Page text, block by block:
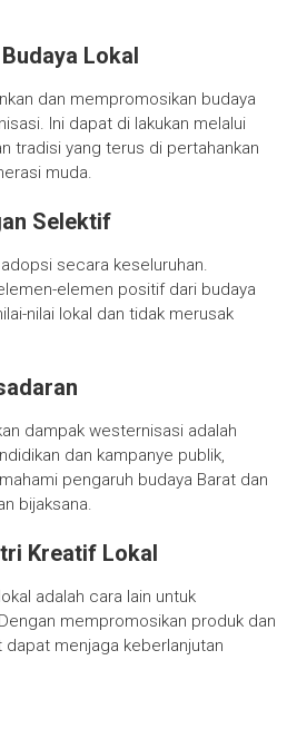
Lokal
dan mempromosikan budaya
Ini dapat di lakukan melalui
tradisi yang terus di pertahankan
muda.
Selektif
secara keseluruhan.
elemen positif dari budaya
nilai lokal dan tidak merusak
dampak westernisasi adalah
dan kampanye publik,
pengaruh budaya Barat dan
bijaksana.
Kreatif Lokal
adalah cara lain untuk
mempromosikan produk dan
dapat menjaga keberlanjutan